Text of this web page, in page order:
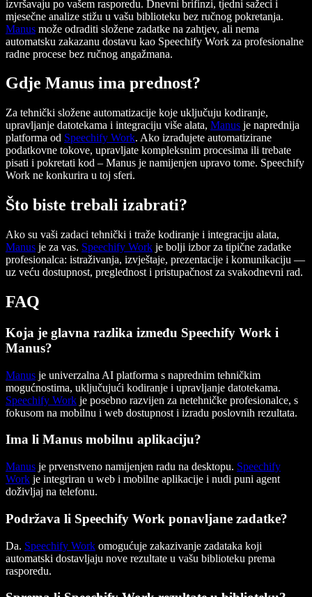
izvršavaju po vašem rasporedu. Dnevni brifinzi, tjedni sažeci i
mjesečne analize stižu u vašu biblioteku bez ručnog pokretanja.
Manus može odraditi složene zadatke na zahtjev, ali nema
automatsku zakazanu dostavu kao Speechify Work za profesionalne
radne procese bez ručnog angažmana.
Gdje Manus ima prednost?
Za tehnički složene automatizacije koje uključuju kodiranje,
upravljanje datotekama i integraciju više alata, Manus je naprednija
platforma od Speechify Work. Ako izrađujete automatizirane
podatkovne tokove, upravljate kompleksnim procesima ili trebate
pisati i pokretati kod – Manus je namijenjen upravo tome. Speechify
Work ne konkurira u toj sferi.
Što biste trebali izabrati?
Ako su vaši zadaci tehnički i traže kodiranje i integraciju alata,
Manus je za vas. Speechify Work je bolji izbor za tipične zadatke
profesionalca: istraživanja, izvještaje, prezentacije i komunikaciju —
uz veću dostupnost, preglednost i pristupačnost za svakodnevni rad.
FAQ
Koja je glavna razlika između Speechify Work i
Manus?
Manus je univerzalna AI platforma s naprednim tehničkim
mogućnostima, uključujući kodiranje i upravljanje datotekama.
Speechify Work je posebno razvijen za netehničke profesionalce, s
fokusom na mobilnu i web dostupnost i izradu poslovnih rezultata.
Ima li Manus mobilnu aplikaciju?
Manus je prvenstveno namijenjen radu na desktopu. Speechify
Work je integriran u web i mobilne aplikacije i nudi puni agent
doživljaj na telefonu.
Podržava li Speechify Work ponavljane zadatke?
Da. Speechify Work omogućuje zakazivanje zadataka koji
automatski dostavljaju nove rezultate u vašu biblioteku prema
rasporedu.